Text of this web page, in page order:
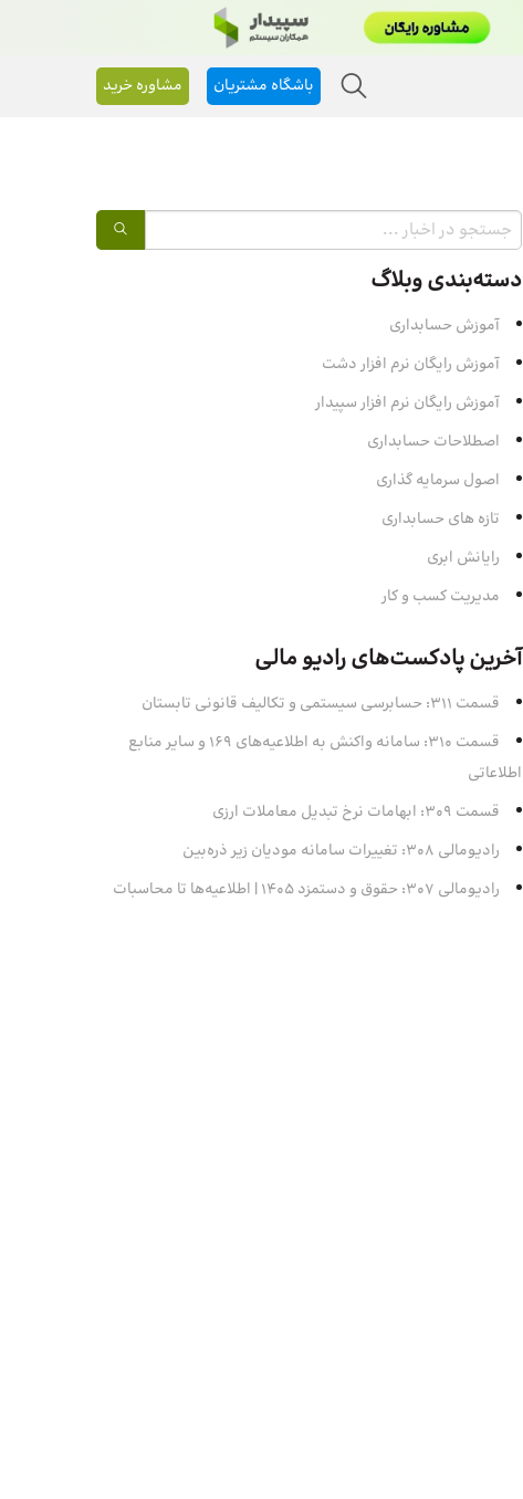
باشگاه مشتریان مشاوره خرید
دسته‌بندی وبلاگ
آموزش حسابداری
آموزش رایگان نرم افزار دشت
آموزش رایگان نرم افزار سپیدار
اصطلاحات حسابداری
اصول سرمایه‌ گذاری
تازه های حسابداری
رایانش ابری
مدیریت کسب و کار
آخرین پادکست‌های رادیو مالی
قسمت 311: حسابرسی سیستمی و تکالیف قانونی تابستان
قسمت 310: سامانه واکنش به اطلاعیه‌های 169 و سایر منابع
اطلاعاتی
قسمت 309: ابهامات نرخ تبدیل معاملات ارزی
رادیومالی 308: تغییرات سامانه مودیان زیر ذره‌بین
رادیومالی 307: حقوق و دستمزد 1405 | اطلاعیه‌ها تا محاسبات